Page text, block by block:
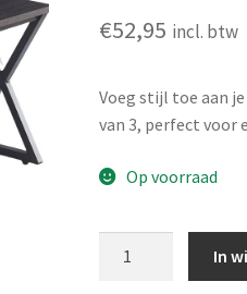
€52,95 incl. btw
Voeg stijl toe aan
van 3, perfect voor
Op voorraad
In